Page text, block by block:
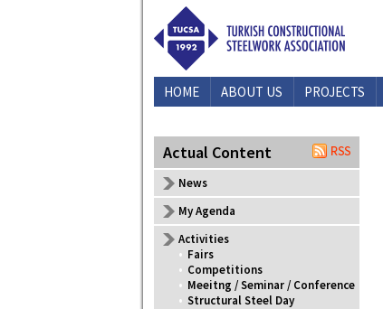
HOME ABOUT US PROJECTS
Actual Content
News
My Agenda
Activities
• Fairs
• Competitions
• Meeitng / Seminar / Conference
• Structural Steel Day